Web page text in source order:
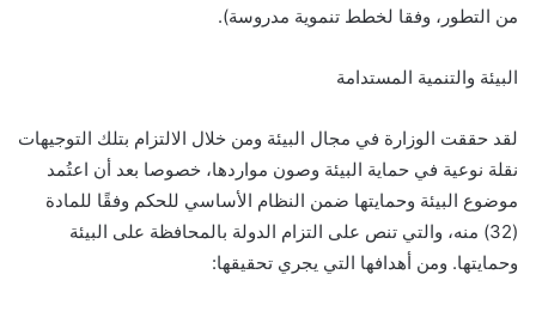
من التطور، وفقا لخطط تنموية مدروسة).
البيئة والتنمية المستدامة
لقد حققت الوزارة في مجال البيئة ومن خلال الالتزام بتلك التوجيهات
نقلة نوعية في حماية البيئة وصون مواردها، خصوصا بعد أن اعتُمد
موضوع البيئة وحمايتها ضمن النظام الأساسي للحكم وفقًا للمادة
(32) منه، والتي تنص على التزام الدولة بالمحافظة على البيئة
وحمايتها. ومن أهدافها التي يجري تحقيقها: